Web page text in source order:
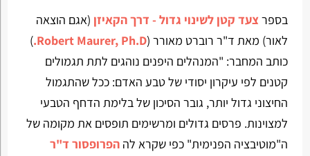
בספר צעד קטן לשינוי גדול - דרך הקאיזן (אגם הוצאה
לאור) מאת ד"ר רוברט מאורר (Robert Maurer, Ph.D.
)
כותב המחבר: "המנהלים היפנים נוהגים לתת תגמולים
קטנים לפי עיקרון יסודי של טבע האדם: ככל שהתגמול
החיצוני גדול יותר, גובר הסיכון של בלימת הדחף הטבעי
למצוינות. פרסים גדולים ומרשימים תופסים את מקומה של
ה"מוטיבציה הפנימית" כפי שקרא לה הפרופסור ד"ר